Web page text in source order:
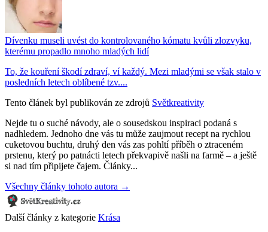
Dívenku museli uvést do kontrolovaného kómatu kvůli zlozvyku,
kterému propadlo mnoho mladých lidí
To, že kouření škodí zdraví, ví každý. Mezi mladými se však stalo v
posledních letech oblíbené tzv....
Tento článek byl publikován ze zdrojů Světkreativity
Nejde tu o suché návody, ale o sousedskou inspiraci podaná s
nadhledem. Jednoho dne vás tu může zaujmout recept na rychlou
cuketovou buchtu, druhý den vás zas pohltí příběh o ztraceném
prstenu, který po patnácti letech překvapivě našli na farmě – a ještě
si nad tím připijete čajem. Články...
Všechny články tohoto autora →
Další články z kategorie Krása